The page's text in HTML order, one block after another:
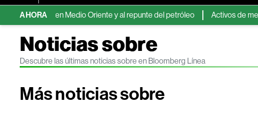
AHORA
en Medio Oriente y al repunte del petróleo Activos de
Noticias sobre
Descubre las últimas noticias sobre en Bloomberg Línea
Más noticias sobre